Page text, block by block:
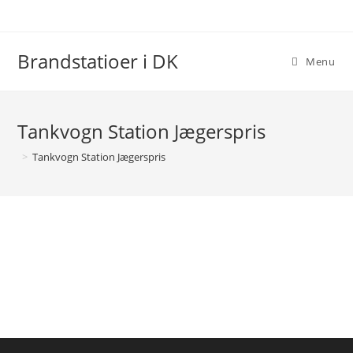
Brandstatioer i DK Menu
Tankvogn Station Jægerspris
> Tankvogn Station Jægerspris